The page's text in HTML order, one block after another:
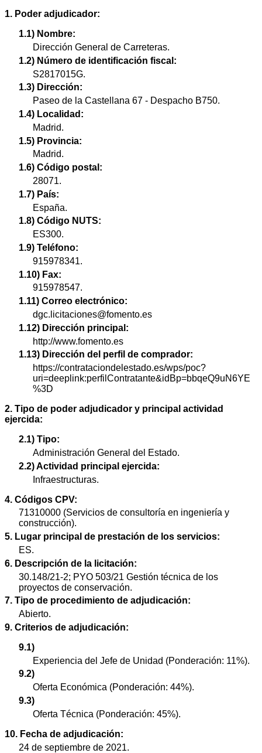
1. Poder adjudicador:
1.1) Nombre:
Dirección General de Carreteras.
1.2) Número de identificación fiscal:
S2817015G.
1.3) Dirección:
Paseo de la Castellana 67 - Despacho B750.
1.4) Localidad:
Madrid.
1.5) Provincia:
Madrid.
1.6) Código postal:
28071.
1.7) País:
España.
1.8) Código NUTS:
ES300.
1.9) Teléfono:
915978341.
1.10) Fax:
915978547.
1.11) Correo electrónico:
dgc.licitaciones@fomento.es
1.12) Dirección principal:
http://www.fomento.es
1.13) Dirección del perfil de comprador:
https://contrataciondelestado.es/wps/poc?
uri=deeplink:perfilContratante&idBp=bbqeQ9uN6YE
%3D
2. Tipo de poder adjudicador y principal actividad
ejercida:
2.1) Tipo:
Administración General del Estado.
2.2) Actividad principal ejercida:
Infraestructuras.
4. Códigos CPV:
71310000 (Servicios de consultoría en ingeniería y
construcción).
5. Lugar principal de prestación de los servicios:
ES.
6. Descripción de la licitación:
30.148/21-2; PYO 503/21 Gestión técnica de los
proyectos de conservación.
7. Tipo de procedimiento de adjudicación:
Abierto.
9. Criterios de adjudicación:
9.1)
Experiencia del Jefe de Unidad (Ponderación: 11%).
9.2)
Oferta Económica (Ponderación: 44%).
9.3)
Oferta Técnica (Ponderación: 45%).
10. Fecha de adjudicación:
24 de septiembre de 2021.